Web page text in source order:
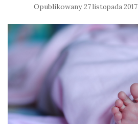
Opublikowany27 listopada 2017